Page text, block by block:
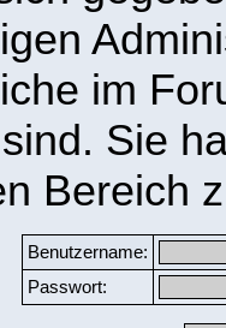
im
Sie
Bereich
Benutzername:
Passwort: